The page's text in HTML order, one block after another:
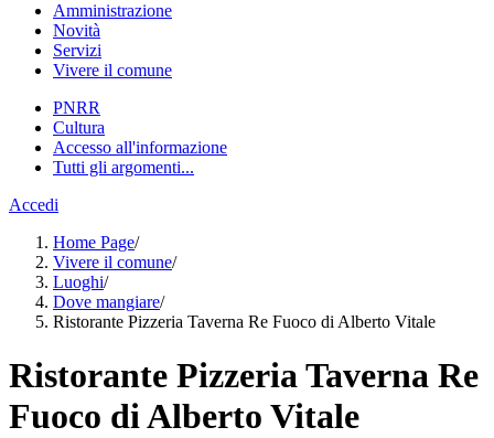
Amministrazione
Novità
Servizi
Vivere il comune
PNRR
Cultura
Accesso all'informazione
Tutti gli argomenti...
Accedi
Home Page/
Vivere il comune/
Luoghi/
Dove mangiare/
Ristorante Pizzeria Taverna Re Fuoco di Alberto Vitale
Ristorante Pizzeria Taverna Re
Fuoco di Alberto Vitale